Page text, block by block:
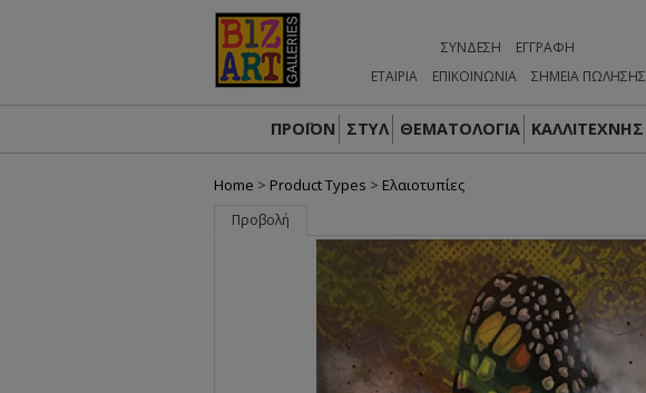
ΣΎΝΔΕΣΗ
ΕΓΓΡΑΦΉ
ΕΤΑΙΡΙΑ
ΕΠΙΚΟΙΝΩΝΙΑ ΣΗΜΕΙΑ ΠΩΛΗΣΗΣ
ΠΡΟΪΟΝ ΣΤΥΛ ΘΕΜΑΤΟΛΟΓΙΑ ΚΑΛΛΙΤΕΧΝΗΣ
Home > Product Types > Ελαιοτυπίες
Προβολή